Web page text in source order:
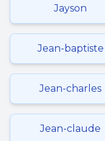
Jayson
Jean-baptiste
Jean-charles
Jean-claude